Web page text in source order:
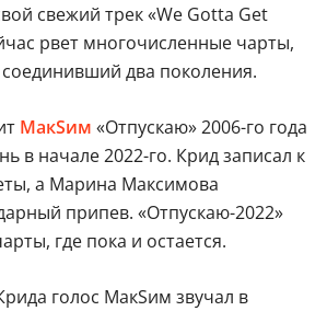
свежий трек «We Gotta Get
рвет многочисленные чарты,
два поколения.
МакSим «Отпускаю» 2006-го года
в начале 2022-го. Крид записал к
а Марина Максимова
припев. «Отпускаю-2022»
где пока и остается.
голос МакSим звучал в